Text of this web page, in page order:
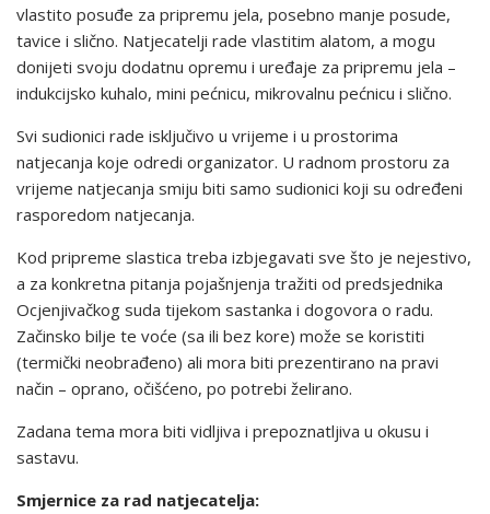
vlastito posuđe za pripremu jela, posebno manje posude,
tavice i slično. Natjecatelji rade vlastitim alatom, a mogu
donijeti svoju dodatnu opremu i uređaje za pripremu jela –
indukcijsko kuhalo, mini pećnicu, mikro­valnu pećnicu i slično.
Svi sudionici rade isključivo u vrijeme i u prostorima
natjecanja koje odredi organizator. U radnom prostoru za
vrijeme natjecanja smiju biti samo sudionici koji su određeni
rasporedom natjecanja.
Kod pripreme slastica treba izbjegavati sve što je neje­stivo,
a za konkretna pitanja pojašnjenja tražiti od pre­dsjednika
Ocjenjivačkog suda tijekom sastanka i dogovora o radu.
Začinsko bilje te voće (sa ili bez kore) može se koristiti
(termički neobrađeno) ali mora biti prezentirano na pravi
način – oprano, očišćeno, po potrebi želirano.
Zadana tema mora biti vidljiva i prepoznatljiva u okusu i
sastavu.
Smjernice za rad natjecatelja: